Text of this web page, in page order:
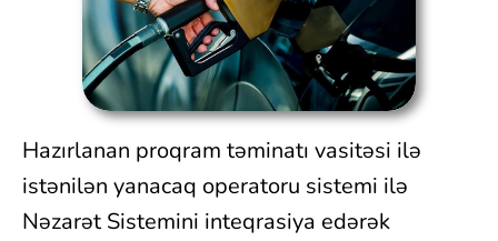
Hazırlanan proqram təminatı vasitəsi ilə
istənilən yanacaq operatoru sistemi ilə
Nəzarət Sistemini inteqrasiya edərək